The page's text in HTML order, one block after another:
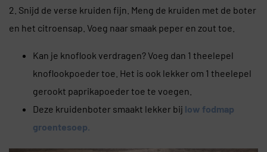
2. Snijd de verse kruiden fijn. Meng de kruiden met de boter
en het citroensap. Voeg naar smaak peper en zout toe.
Kan je knoflook verdragen? Voeg dan 1 theelepel
knoflookpoeder toe. Het is ook lekker om 1 theelepel
gerookt paprikapoeder toe te voegen.
Deze kruidenboter smaakt lekker bij low fodmap
groentesoep.